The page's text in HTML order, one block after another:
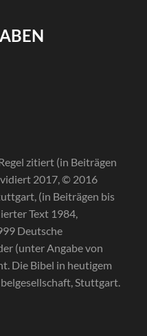
zitiert (in Beiträgen
2017, © 2016
(in Beiträgen bis
Text 1984,
Deutsche
(unter Angabe von
Die Bibel in heutigem
Stuttgart.